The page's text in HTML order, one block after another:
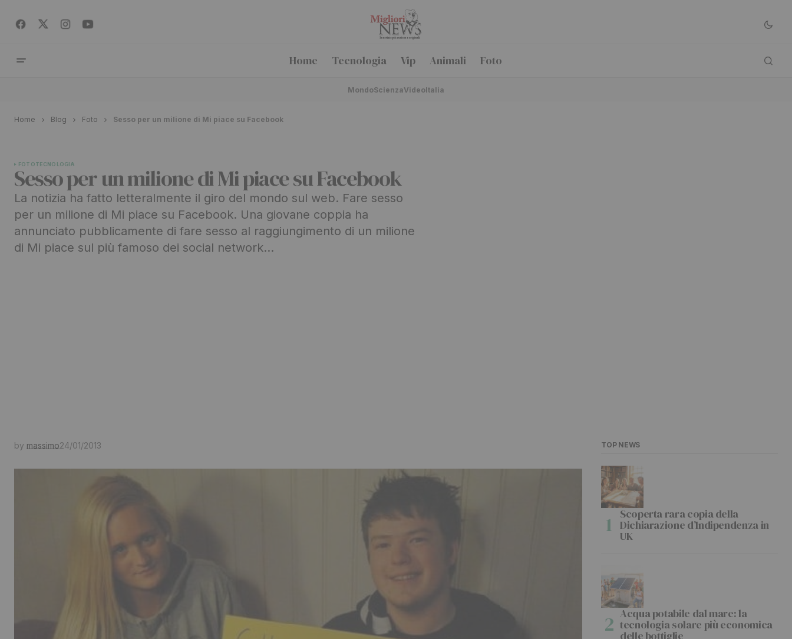
Home Tecnologia Vip Animali Foto
MondoScienzaVideoItalia
Home Blog Foto Sesso per un milione di Mi piace su Facebook
FOTOTECNOLOGIA
Sesso per un milione di Mi piace su Facebook
La notizia ha fatto letteralmente il giro del mondo sul web. Fare sesso
per un milione di Mi piace su Facebook. Una giovane coppia ha
annunciato pubblicamente di fare sesso al raggiungimento di un milione
di Mi piace sul più famoso dei social network…
by massimo24/01/2013 TOP NEWS
Scoperta rara copia della
Dichiarazione d’Indipendenza in
UK
Acqua potabile dal mare: la
tecnologia solare più economica
delle bottiglie